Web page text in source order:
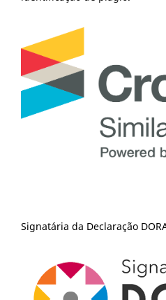
Signatária da Declaração